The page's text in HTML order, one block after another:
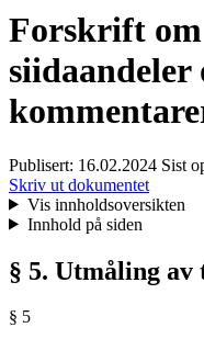
Forskrift
siidaandeler
Publisert: 16.02.2024 Sist
Skriv ut dokumentet
Vis innholdsoversikten
Innhold på siden
§ 5. Utmåling av
§ 5